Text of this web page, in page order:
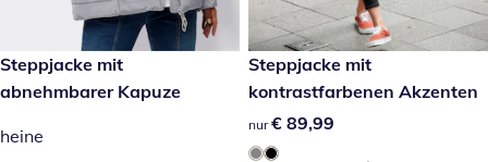
€ 105,00
Steppjacke mit
abnehmbarer Kapuze
heine
€ 89,99
Steppjacke mit
kontrastfarbenen Akzenten
€ 89,99
nur € 89,99